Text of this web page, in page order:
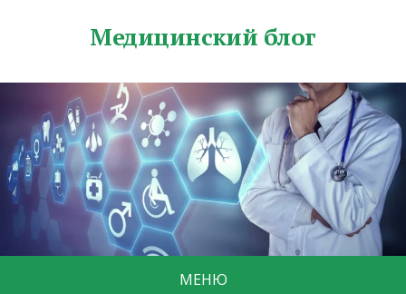
Медицинский блог
МЕНЮ